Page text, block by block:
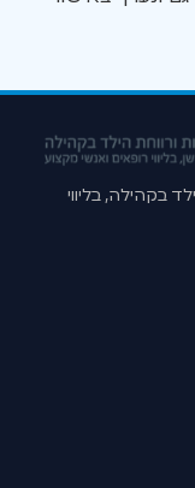
בקהילה, בליווי